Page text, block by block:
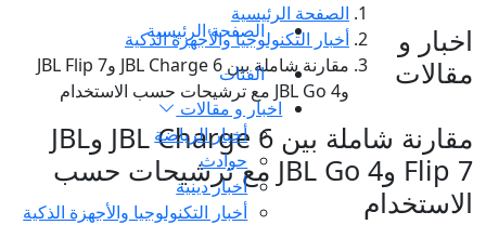
الصفحة الرئيسية
الفئات
اخبار و مقالات
أخبار الرياضة
حوادث
أخبار دينية
أخبار التكنولوجيا والأجهزة الذكية
اخبار و
مقالات
الصفحة الرئيسية
أخبار التكنولوجيا والأجهزة الذكية
مقارنة شاملة بين JBL Charge 6 وJBL Flip 7
وJBL Go 4 مع ترشيحات حسب الاستخدام
مقارنة شاملة بين JBL Charge 6 وJBL
Flip 7 وJBL Go 4 مع ترشيحات حسب
الاستخدام